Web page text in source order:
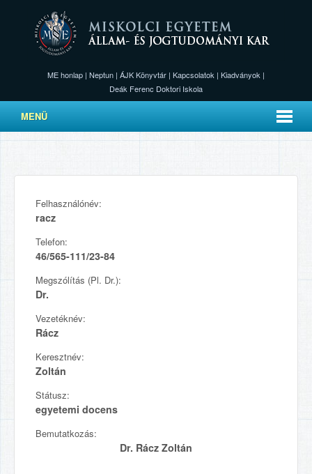
ME honlap | Neptun | ÁJK Könyvtár | Kapcsolatok | Kiadványok |
Deák Ferenc Doktori Iskola
MENÜ
Felhasználónév:
racz
Telefon:
46/565-111/23-84
Megszólítás (Pl. Dr.):
Dr.
Vezetéknév:
Rácz
Keresztnév:
Zoltán
Státusz:
egyetemi docens
Bemutatkozás:
Dr. Rácz Zoltán